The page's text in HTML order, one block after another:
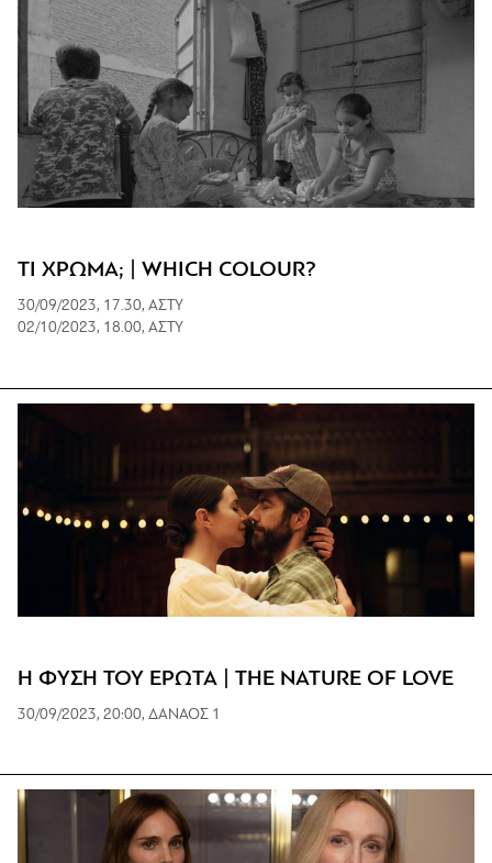
ΤΙ ΧΡΩΜΑ; | WHICH COLOUR?
30/09/2023, 17.30, ΑΣΤΥ
02/10/2023, 18.00, ΑΣΤΥ
Η ΦΥΣΗ ΤΟΥ ΕΡΩΤΑ | THE NATURE OF LOVE
30/09/2023, 20:00, ΔΑΝΑΟΣ 1